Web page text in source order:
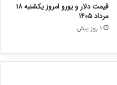
قیمت دلار و یورو امروز یکشنبه ۱۸
مرداد ۱۴۰۵
1 روز پیش